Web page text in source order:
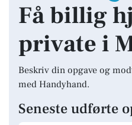
Få billig
private i
Beskriv din opgave og
med Handyhand.
Seneste udførte